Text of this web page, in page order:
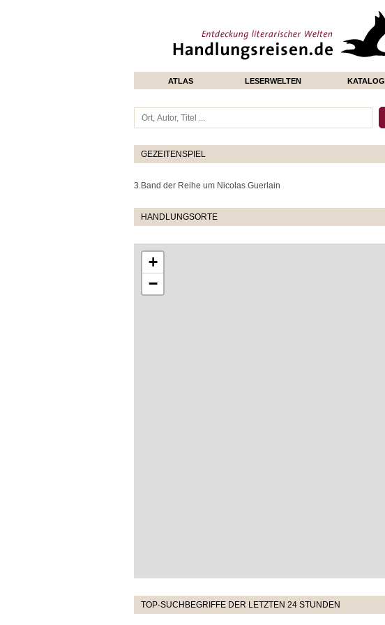
ATLAS LESERWELTEN KATALOG
GEZEITENSPIEL
3.Band der Reihe um Nicolas Guerlain
HANDLUNGSORTE
+
−
TOP-SUCHBEGRIFFE DER LETZTEN 24 STUNDEN